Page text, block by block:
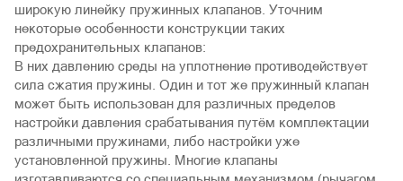
широкую линейку пружинных клапанов. Уточним
некоторые особенности конструкции таких
предохранительных клапанов:
В них давлению среды на уплотнение противодействует
сила сжатия пружины. Один и тот же пружинный клапан
может быть использован для различных пределов
настройки давления срабатывания путём комплектации
различными пружинами, либо настройки уже
установленной пружины. Многие клапаны